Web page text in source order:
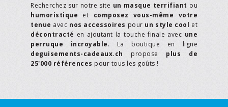
Recherchez sur notre site un masque terrifiant ou
humoristique et composez vous-même votre
tenue avec nos accessoires pour un style cool et
décontracté en ajoutant la touche finale avec une
perruque incroyable. La boutique en ligne
deguisements-cadeaux.ch propose plus de
25'000 références pour tous les goûts !